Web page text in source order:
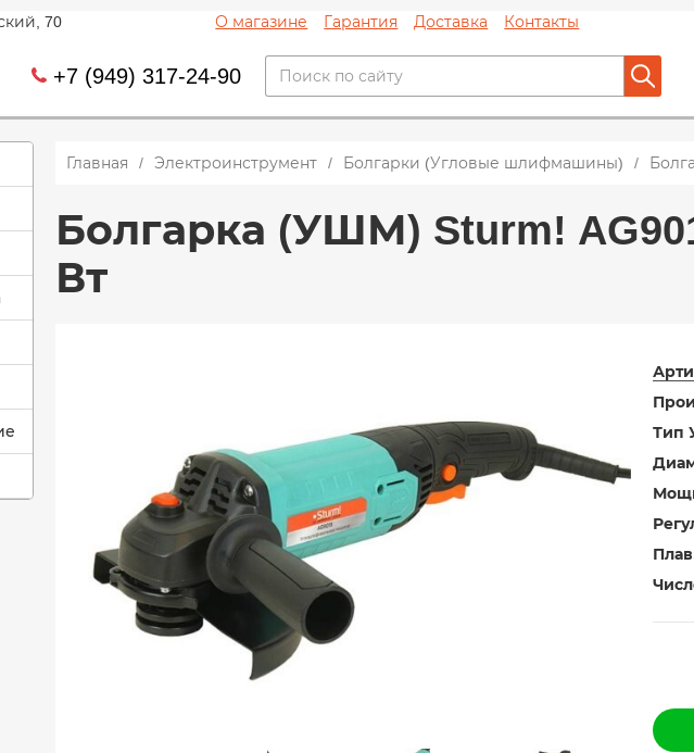
70 О магазине Гарантия Доставка Контакты
+7 (949) 317-24-90
Главная Электроинструмент Болгарки (Угловые шлифмашины)
Болгарка (УШМ) Sturm!
Вт
Тип